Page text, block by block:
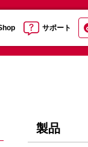
サポート
製品